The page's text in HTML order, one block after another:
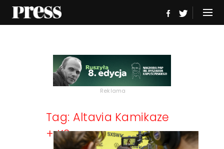
Reklama
Tag: Altavia Kamikaze
+ K2